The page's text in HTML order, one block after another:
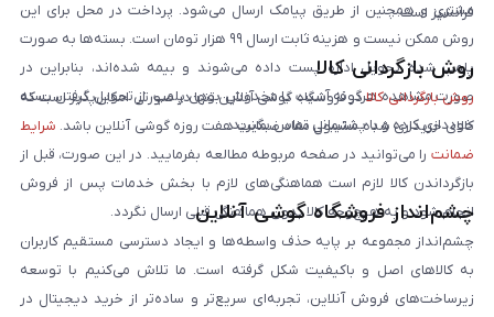
فرانشیز است.
مشتری و همچنین از طریق پیامک ارسال می‌شود. پرداخت در محل برای این
روش ممکن نیست و هزینه ثابت ارسال ۹۹ هزار تومان است. بسته‌ها به صورت
پلمپ شده تحویل اداره پست داده می‌شوند و بیمه شده‌اند، بنابراین در
صورت مشاهده هرگونه آسیب یا مخدوش بودن پلمپ، از تحویل گرفتن بسته
خودداری کرده و با پشتیبانی تماس بگیرید.
روش بازگردانی کالا
روش بازگردانی کالادر فروشگاه گوشی آنلاین تنها در صورتی امکان‌پذیر است که
کالای خریداری شده مشمول مفاد ضمانت هفت روزه گوشی آنلاین باشد. شرایط
ضمانت را می‌توانید در صفحه مربوطه مطالعه بفرمایید. در این صورت، قبل از
بازگرداندن کالا لازم است هماهنگی‌های لازم با بخش خدمات پس از فروش
انجام شود و به هیچ‌وجه کالا بدون هماهنگی قبلی ارسال نگردد.
چشم‌انداز فروشگاه گوشی آنلاین
چشم‌انداز مجموعه بر پایه حذف واسطه‌ها و ایجاد دسترسی مستقیم کاربران
به کالاهای اصل و باکیفیت شکل گرفته است. ما تلاش می‌کنیم با توسعه
زیرساخت‌های فروش آنلاین، تجربه‌ای سریع‌تر و ساده‌تر از خرید دیجیتال در